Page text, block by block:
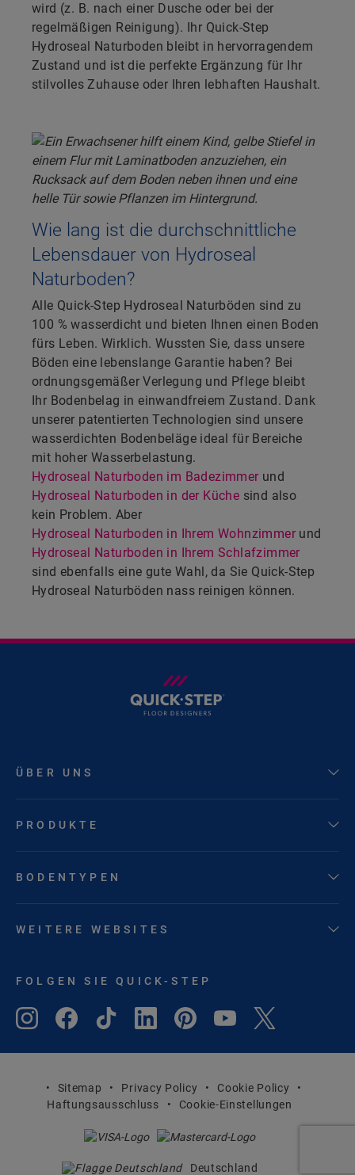
wird (z. B. nach einer Dusche oder bei der
regelmäßigen Reinigung). Ihr Quick-Step
Hydroseal Naturboden bleibt in hervorragendem
Zustand und ist die perfekte Ergänzung für Ihr
stilvolles Zuhause oder Ihren lebhaften Haushalt.
Wie lang ist die durchschnittliche
Lebensdauer von Hydroseal
Naturboden?
Alle Quick-Step Hydroseal Naturböden sind zu
100 % wasserdicht und bieten Ihnen einen Boden
fürs Leben. Wirklich. Wussten Sie, dass unsere
Böden eine lebenslange Garantie haben? Bei
ordnungsgemäßer Verlegung und Pflege bleibt
Ihr Bodenbelag in einwandfreiem Zustand. Dank
unserer patentierten Technologien sind unsere
wasserdichten Bodenbeläge ideal für Bereiche
mit hoher Wasserbelastung.
Hydroseal Naturboden im Badezimmer und
Hydroseal Naturboden in der Küche sind also
kein Problem. Aber
Hydroseal Naturboden in Ihrem Wohnzimmer und
Hydroseal Naturboden in Ihrem Schlafzimmer
sind ebenfalls eine gute Wahl, da Sie Quick-Step
Hydroseal Naturböden nass reinigen können.
ÜBER UNS
PRODUKTE
BODENTYPEN
WEITERE WEBSITES
FOLGEN SIE QUICK-STEP
Sitemap Privacy Policy
Cookie Policy
Haftungsausschluss
Cookie-Einstellungen
Deutschland